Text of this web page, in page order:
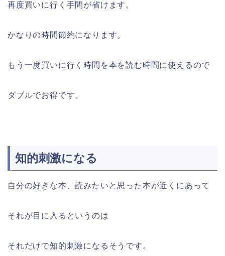
再度買いに行く手間が省けます。
かなりの時間節約になります。
もう一度買いに行く時間を本を読む時間に使えるので
ダブルでお得です。
知的刺激になる
自分の好きな本、読みたいと思った本が近くにあって
それが目に入るというのは
それだけで知的刺激になるそうです。